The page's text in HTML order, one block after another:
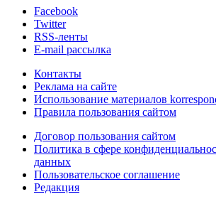
Facebook
Twitter
RSS-ленты
E-mail рассылка
Контакты
Реклама на сайте
Использование материалов
Правила пользования сайтом
Договор пользования сайтом
Политика в сфере
данных
Пользовательское соглашение
Редакция